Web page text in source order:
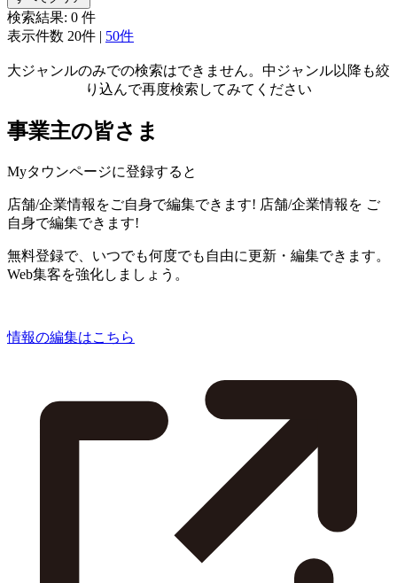
検索結果: 0 件
表示件数 20件 | 50件
大ジャンルのみでの検索はできません。中ジャンル以降も絞
り込んで再度検索してみてください
事業主の皆さま
Myタウンページに登録すると
店舗/企業情報をご自身で編集できます! 店舗/企業情報を ご
自身で編集できます!
無料登録で、いつでも何度でも自由に更新・編集できます。
Web集客を強化しましょう。
情報の編集はこちら